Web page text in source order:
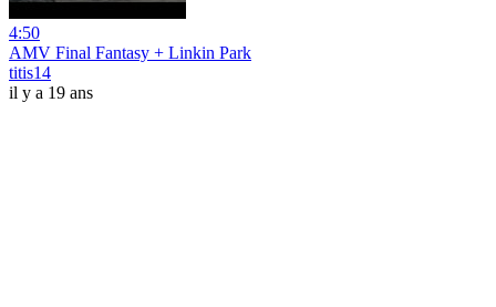
4:50
AMV Final Fantasy + Linkin Park
titis14
il y a 19 ans